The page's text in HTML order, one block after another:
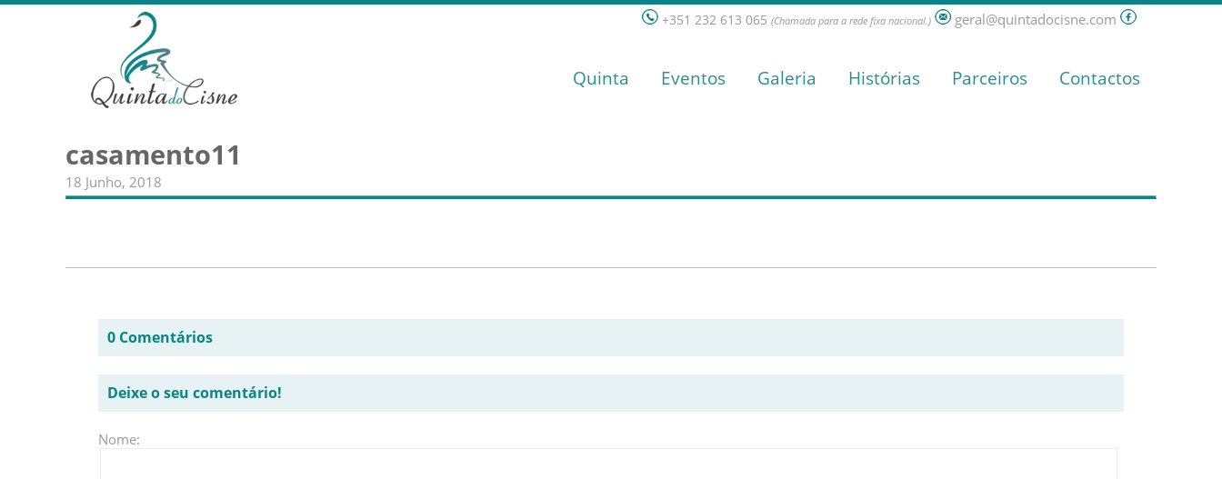
+351 232 613 065 (Chamada para a rede fixa nacional.) geral@quintadocisne.com
Quinta Eventos Galeria Histórias Parceiros Contactos
casamento11
18 Junho, 2018
0 Comentários
Deixe o seu comentário!
Nome: